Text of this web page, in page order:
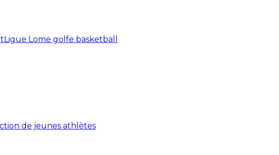
Ligue Lome golfe basketball
de jeunes athlètes